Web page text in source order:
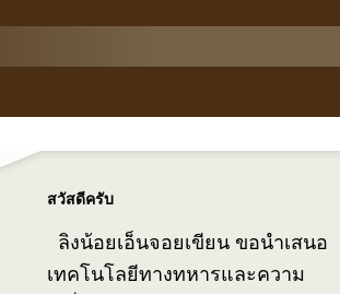
สวัสดีครับ
ลิงน้อยเอ็นจอยเขียน ขอนำเสนอ
เทคโนโลยีทางทหารและความ